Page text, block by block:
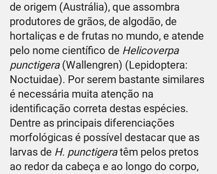
de origem (Austrália), que assombra
produtores de grãos, de algodão, de
hortaliças e de frutas no mundo, e atende
pelo nome científico de Helicoverpa
punctigera(Wallengren) (Lepidoptera:
Noctuidae). Por serem bastante similares
é necessária muita atenção na
identificação correta destas espécies.
Dentre as principais diferenciações
morfológicas é possível destacar que as
larvas de H. punctigeratêm pelos pretos
ao redor da cabeça e ao longo do corpo,